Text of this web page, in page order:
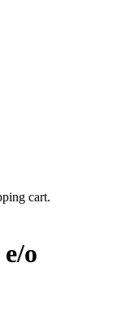
cart.
o